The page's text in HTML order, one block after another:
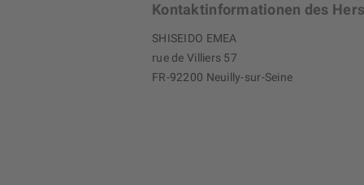
Kontaktinformationen des
SHISEIDO EMEA
rue de Villiers 57
FR-92200 Neuilly-sur-Seine